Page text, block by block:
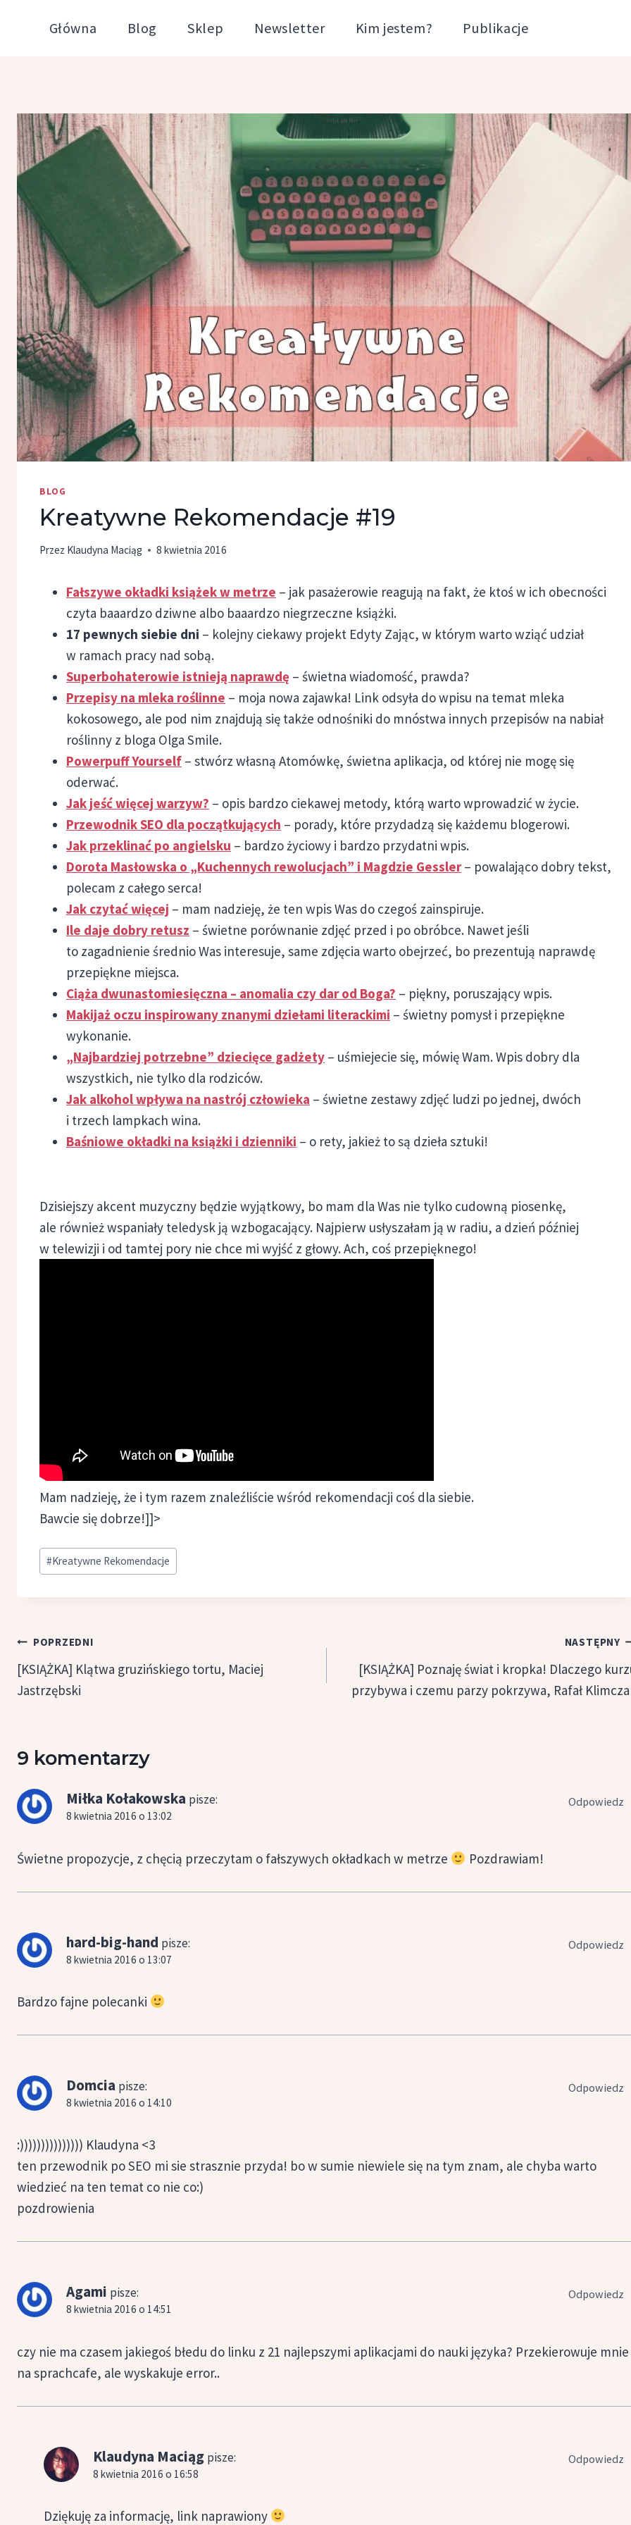
Główna Blog Sklep Newsletter Kim jestem? Publikacje
BLOG
Kreatywne Rekomendacje #19
Przez Klaudyna Maciąg 8 kwietnia 2016
Fałszywe okładki książek w metrze – jak pasażerowie reagują na fakt, że ktoś w ich obecności
czyta baaardzo dziwne albo baaardzo niegrzeczne książki.
17 pewnych siebie dni – kolejny ciekawy projekt Edyty Zając, w którym warto wziąć udział
w ramach pracy nad sobą.
Superbohaterowie istnieją naprawdę – świetna wiadomość, prawda?
Przepisy na mleka roślinne – moja nowa zajawka! Link odsyła do wpisu na temat mleka
kokosowego, ale pod nim znajdują się także odnośniki do mnóstwa innych przepisów na nabiał
roślinny z bloga Olga Smile.
Powerpuff Yourself – stwórz własną Atomówkę, świetna aplikacja, od której nie mogę się
oderwać.
Jak jeść więcej warzyw? – opis bardzo ciekawej metody, którą warto wprowadzić w życie.
Przewodnik SEO dla początkujących – porady, które przydadzą się każdemu blogerowi.
Jak przeklinać po angielsku – bardzo życiowy i bardzo przydatni wpis.
Dorota Masłowska o „Kuchennych rewolucjach” i Magdzie Gessler– powalająco dobry tekst,
polecam z całego serca!
Jak czytać więcej – mam nadzieję, że ten wpis Was do czegoś zainspiruje.
Ile daje dobry retusz – świetne porównanie zdjęć przed i po obróbce. Nawet jeśli
to zagadnienie średnio Was interesuje, same zdjęcia warto obejrzeć, bo prezentują naprawdę
przepiękne miejsca.
Ciąża dwunastomiesięczna – anomalia czy dar od Boga? – piękny, poruszający wpis.
Makijaż oczu inspirowany znanymi dziełami literackimi – świetny pomysł i przepiękne
wykonanie.
„Najbardziej potrzebne” dziecięce gadżety – uśmiejecie się, mówię Wam. Wpis dobry dla
wszystkich, nie tylko dla rodziców.
Jak alkohol wpływa na nastrój człowieka – świetne zestawy zdjęć ludzi po jednej, dwóch
i trzech lampkach wina.
Baśniowe okładki na książki i dzienniki – o rety, jakież to są dzieła sztuki!
Dzisiejszy akcent muzyczny będzie wyjątkowy, bo mam dla Was nie tylko cudowną piosenkę,
ale również wspaniały teledysk ją wzbogacający. Najpierw usłyszałam ją w radiu, a dzień później
w telewizji i od tamtej pory nie chce mi wyjść z głowy. Ach, coś przepięknego!
Mam nadzieję, że i tym razem znaleźliście wśród rekomendacji coś dla siebie.
Bawcie się dobrze!]]>
Tagi
wpisu:
#Kreatywne Rekomendacje
Nawigacja
wpisu
POPRZEDNI
[KSIĄŻKA] Klątwa gruzińskiego tortu, Maciej
Jastrzębski
NASTĘPNY
[KSIĄŻKA] Poznaję świat i kropka! Dlaczego
przybywa i czemu parzy pokrzywa, Rafał
9 komentarzy
Miłka Kołakowska pisze:
8 kwietnia 2016 o 13:02
Świetne propozycje, z chęcią przeczytam o fałszywych okładkach w metrze Pozdrawiam!
Odpowiedz
hard-big-hand pisze:
8 kwietnia 2016 o 13:07
Bardzo fajne polecanki
Odpowiedz
Domcia pisze:
8 kwietnia 2016 o 14:10
:))))))))))))))) Klaudyna <3
ten przewodnik po SEO mi sie strasznie przyda! bo w sumie niewiele się na tym znam, ale chyba warto
wiedzieć na ten temat co nie co:)
pozdrowienia
Odpowiedz
Agami pisze:
8 kwietnia 2016 o 14:51
czy nie ma czasem jakiegoś błedu do linku z 21 najlepszymi aplikacjami do nauki języka? Przekierowuje mnie
na sprachcafe, ale wyskakuje error..
Odpowiedz
Klaudyna Maciąg pisze:
8 kwietnia 2016 o 16:58
Dziękuję za informację, link naprawiony
Odpowiedz